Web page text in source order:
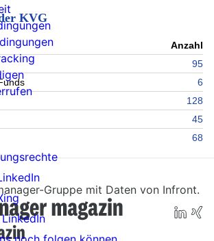
KVG
Anzahl
95
6
128
45
68
Gruppe mit Daten von Infront.